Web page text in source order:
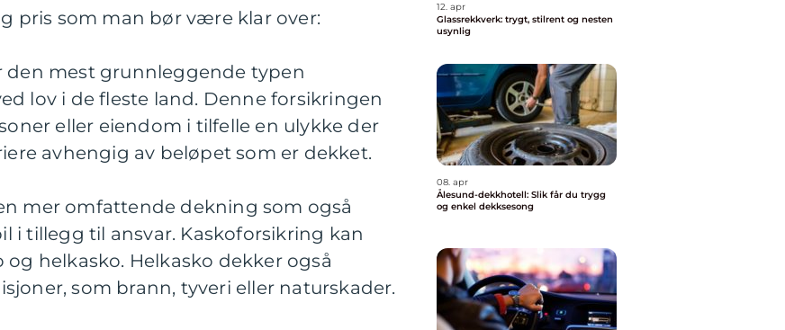
pris som man bør være klar over:
den mest grunnleggende typen
lov i de fleste land. Denne forsikringen
eller eiendom i tilfelle en ulykke der
avhengig av beløpet som er dekket.
mer omfattende dekning som også
i tillegg til ansvar. Kaskoforsikring kan
helkasko. Helkasko dekker også
som brann, tyveri eller naturskader.
12. apr
Glassrekkverk: trygt, stilrent og nesten
usynlig
08. apr
Ålesund-dekkhotell: Slik får du trygg
og enkel dekksesong